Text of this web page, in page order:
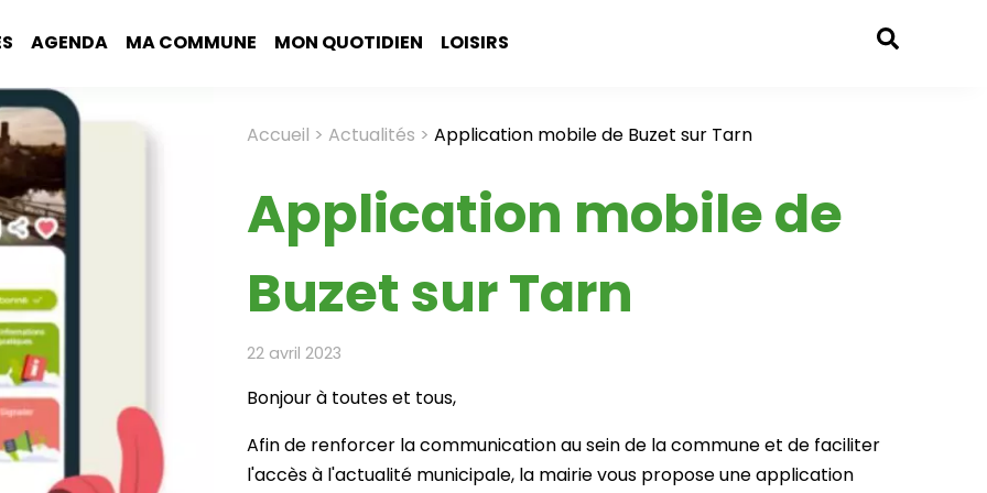
AGENDA MA COMMUNE MON QUOTIDIEN LOISIRS
Accueil Actualités Application mobile de Buzet sur Tarn
Application mobile de
Buzet sur Tarn
22 avril 2023
Bonjour à toutes et tous,
Afin de renforcer la communication au sein de la commune et de faciliter
l'accès à l'actualité municipale, la mairie vous propose une application